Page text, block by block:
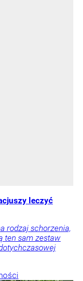
leczyć
rodzaj schorzenia,
ten sam zestaw